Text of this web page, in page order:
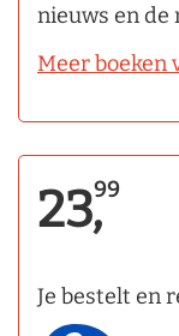
nieuws en de
Meer boeken
23,99
Je bestelt en